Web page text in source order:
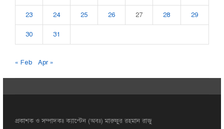
23 24 25 26 27 28 29
30 31
« Feb Apr »
প্রকাশক ও সম্পাদকঃ ক্যাপ্টেন (অবঃ) মারুফুর রহমান রাজু